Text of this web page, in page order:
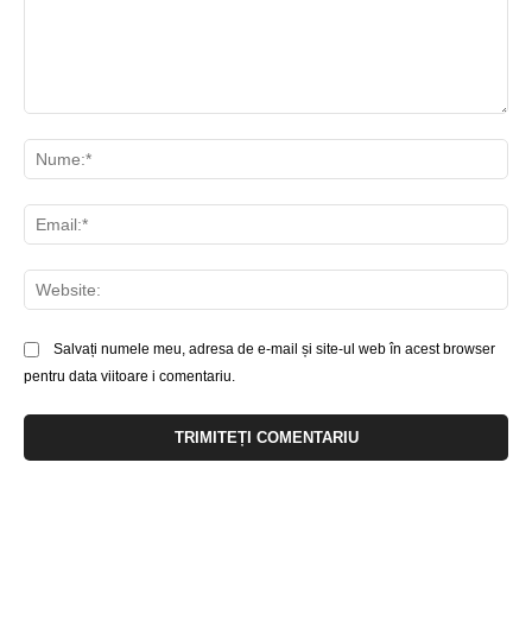
Salvați numele meu, adresa de e-mail și site-ul web în acest browser
pentru data viitoare i comentariu.